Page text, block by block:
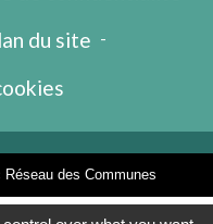
du site -
des Communes